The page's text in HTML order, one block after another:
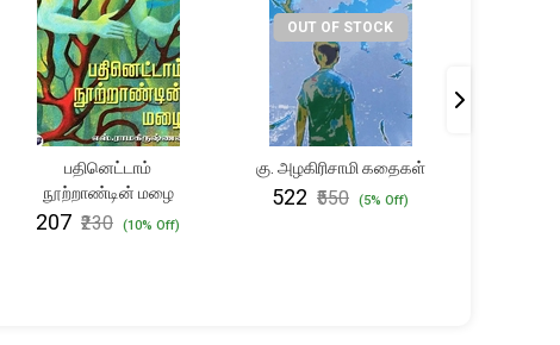
பதினெட்டாம்
நூற்றாண்டின் மழை
₹207 ₹230 (10% Off)
OUT OF STOCK
கு. அழகிரிசாமி கதைகள்
₹522 ₹550 (5% Off)